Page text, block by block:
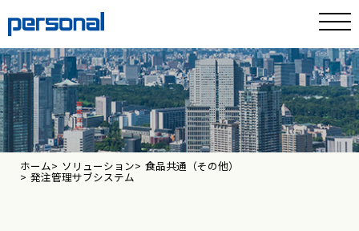
ホーム ソリューション 食品共通（その他）
発注管理サブシステム